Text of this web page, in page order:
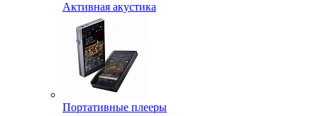
Активная акустика
Портативные плееры